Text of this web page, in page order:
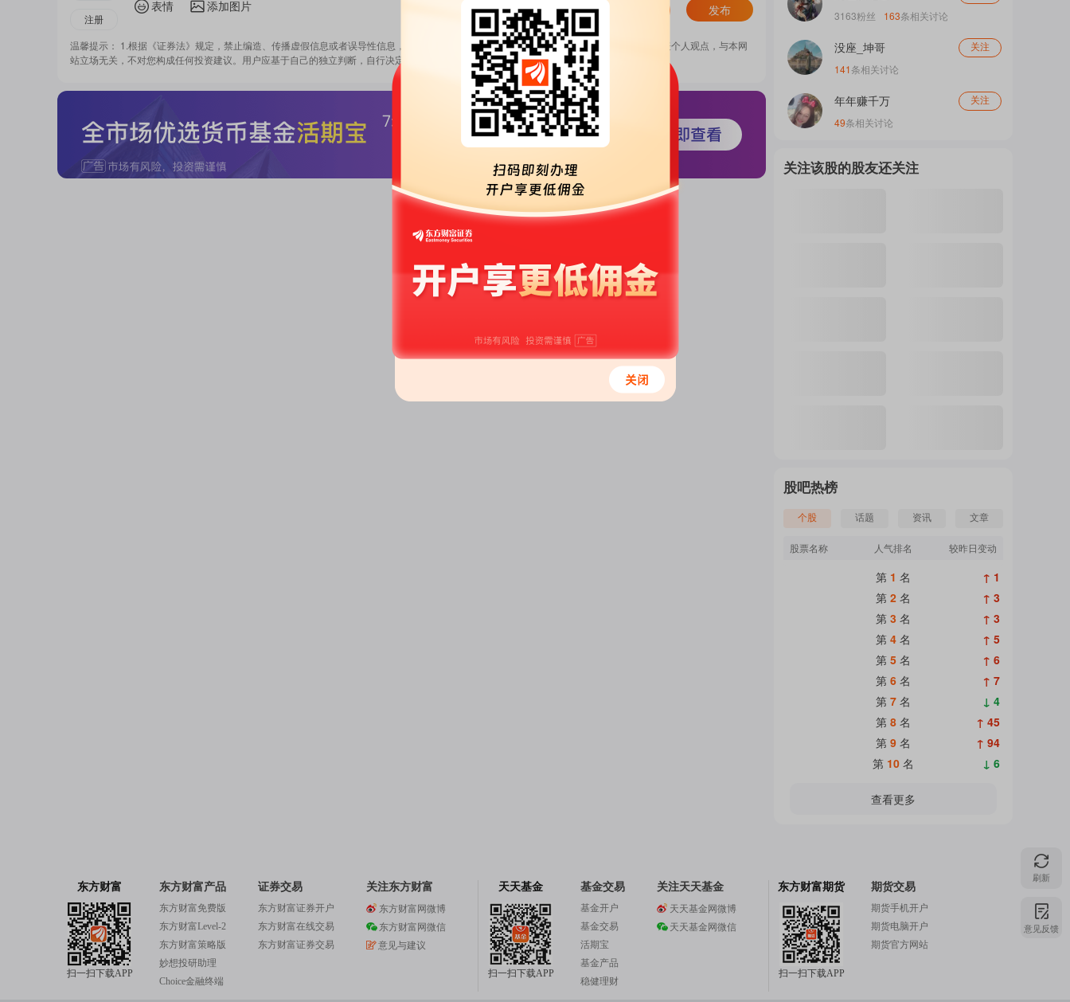
概
注册
表情 添加图片 发布
温馨提示： 1.根据《证券法》规定，禁止编造、传播虚假信息或者误导性信息，扰乱证券市场；2.用户在本社区发表的所有资料、言论等仅代表个人观点，与本网
站立场无关，不对您构成任何投资建议。用户应基于自己的独立判断，自行决定证券投资并承担相应风险。 《东方财富社区管理规定》
3163粉丝 163条相关讨论
没座_坤哥 关注
141条相关讨论
年年赚千万 关注
49条相关讨论
关注该股的股友还关注
股吧热榜
个股 话题 资讯 文章
股票名称 人气排名 较昨日变动
第 1 名
↑ 1
第 2 名
↑ 3
第 3 名
↑ 3
第 4 名
↑ 5
第 5 名
↑ 6
第 6 名
↑ 7
第 7 名
↓ 4
第 8 名
↑ 45
第 9 名
↑ 94
第 10 名 ↓ 6
查看更多
刷新
意见反馈
东方财富
扫一扫下载APP
东方财富产品
东方财富免费版
东方财富Level-2
东方财富策略版
妙想投研助理
Choice金融终端
证券交易
东方财富证券开户
东方财富在线交易
东方财富证券交易
关注东方财富
东方财富网微博
东方财富网微信
意见与建议
天天基金
扫一扫下载APP
基金交易
基金开户
基金交易
活期宝
基金产品
稳健理财
关注天天基金
天天基金网微博
天天基金网微信
东方财富期货
扫一扫下载APP
期货交易
期货手机开户
期货电脑开户
期货官方网站